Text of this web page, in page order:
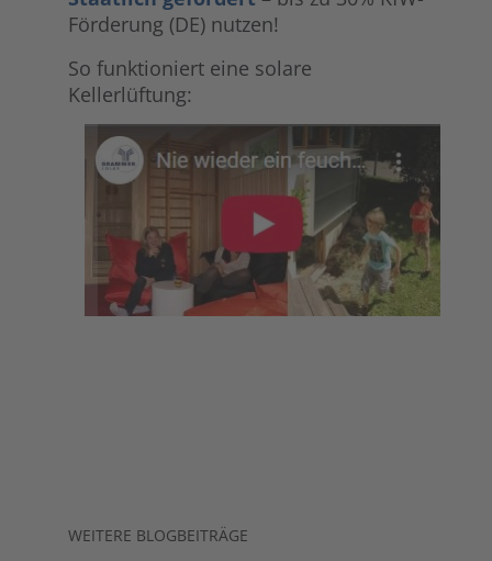
Förderung (DE) nutzen!
So funktioniert eine solare
Kellerlüftung:
WEITERE BLOGBEITRÄGE